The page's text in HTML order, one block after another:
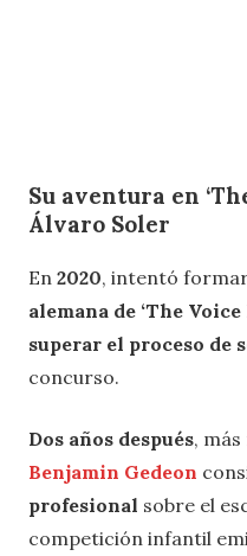
Su aventura en
Álvaro Soler
En 2020, intentó
alemana de ‘The Voice
superar el proceso de
concurso.
Dos años después,
Benjamin Gedeon
profesional sobre el
competición infantil